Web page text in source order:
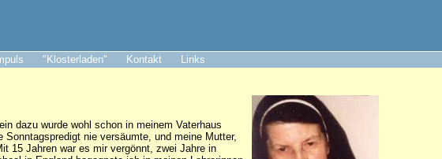
"Klosterladen" Kontakt Links
dazu wurde wohl schon in meinem Vaterhaus
nie versäumte, und meine Mutter,
15 Jahren war es mir vergönnt, zwei Jahre in